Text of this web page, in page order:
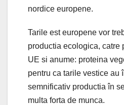
nordice europene.
Tarile est europene vor
productia ecologica, catre
UE si anume: proteina
pentru ca tarile vestice au
semnificativ productia în
multa forta de munca.